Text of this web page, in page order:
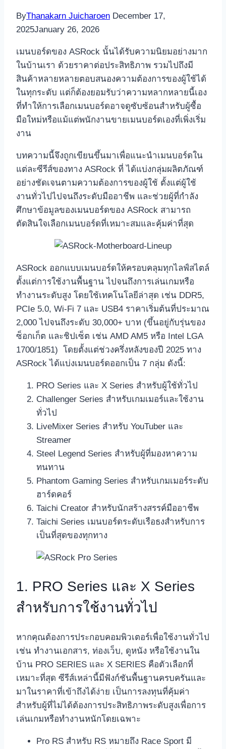
ByThanakarn Juicharoen December 17,
2025January 26, 2026
เมนบอร์ดของ ASRock นั้นได้รับความนิยมอย่างมาก
ในบ้านเรา ด้วยราคาต่อประสิทธิภาพ รวมไปถึงมี
สินค้าหลายหลายตอบสนองความต้องการของผู้ใช้ได้
ในทุกระดับ แต่ก็ต้องยอมรับว่าความหลากหลายนี้เอง
ที่ทำให้การเลือกเมนบอร์ดอาจดูซับซ้อนสำหรับผู้ซื้อ
มือใหม่หรือแม้แต่พนักงานขายเมนบอร์ดเองที่เพิ่งเริ่ม
งาน
บทความนี้จึงถูกเขียนขึ้นมาเพื่อแนะนำเมนบอร์ดใน
แต่ละซีรีส์ของทาง ASRock ที่ ได้แบ่งกลุ่มผลิตภัณฑ์
อย่างชัดเจนตามความต้องการของผู้ใช้ ตั้งแต่ผู้ใช้
งานทั่วไปไปจนถึงระดับมืออาชีพ และช่วยผู้ที่กำลัง
ศึกษาข้อมูลของเมนบอร์ดของ ASRock สามารถ
ตัดสินใจเลือกเมนบอร์ดที่เหมาะสมและคุ้มค่าที่สุด
ASRock ออกแบบเมนบอร์ดให้ครอบคลุมทุกไลฟ์สไตล์
ตั้งแต่การใช้งานพื้นฐาน ไปจนถึงการเล่นเกมหรือ
ทำงานระดับสูง โดยใช้เทคโนโลยีล่าสุด เช่น DDR5,
PCIe 5.0, Wi-Fi 7 และ USB4 ราคาเริ่มต้นที่ประมาณ
2,000 ไปจนถึงระดับ 30,000+ บาท (ขึ้นอยู่กับรุ่นของ
ซ็อกเก็ต และชิปเซ็ต เช่น AMD AM5 หรือ Intel LGA
1700/1851) โดยตั้งแต่ช่วงครึ่งหลังของปี 2025 ทาง
ASRock ได้แบ่งเมนบอร์ดออกเป็น 7 กลุ่ม ดังนี้:
PRO Series และ X Series สำหรับผู้ใช้ทั่วไป
Challenger Series สำหรับเกมเมอร์และใช้งาน
ทั่วไป
LiveMixer Series สำหรับ YouTuber และ
Streamer
Steel Legend Series สำหรับผู้ที่มองหาความ
ทนทาน
Phantom Gaming Series สำหรับเกมเมอร์ระดับ
ฮาร์ดคอร์
Taichi Creator สำหรับนักสร้างสรรค์มืออาชีพ
Taichi Series เมนบอร์ดระดับเรือธงสำหรับการ
เป็นที่สุดของทุกทาง
1. PRO Series และ X Series
สำหรับการใช้งานทั่วไป
หากคุณต้องการประกอบคอมพิวเตอร์เพื่อใช้งานทั่วไป
เช่น ทำงานเอกสาร, ท่องเว็บ, ดูหนัง หรือใช้งานใน
บ้าน PRO SERIES และ X SERIES คือตัวเลือกที่
เหมาะที่สุด ซีรีส์เหล่านี้มีฟังก์ชันพื้นฐานครบครันและ
มาในราคาที่เข้าถึงได้ง่าย เป็นการลงทุนที่คุ้มค่า
สำหรับผู้ที่ไม่ได้ต้องการประสิทธิภาพระดับสูงเพื่อการ
เล่นเกมหรือทำงานหนักโดยเฉพาะ
Pro RS สำหรับ RS หมายถึง Race Sport มี